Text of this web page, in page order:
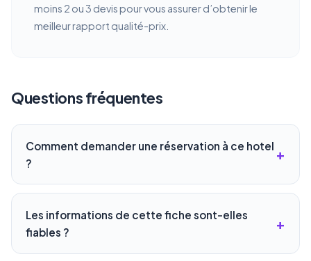
moins 2 ou 3 devis pour vous assurer d’obtenir le
meilleur rapport qualité-prix.
Questions fréquentes
Comment demander une réservation à ce hotel
?
Les informations de cette fiche sont-elles
fiables ?